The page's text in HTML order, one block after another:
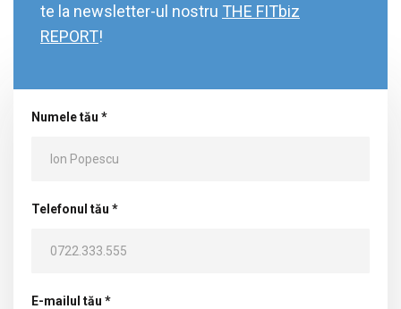
te la newsletter-ul nostru THE FITbiz
REPORT!
Numele tău *
Telefonul tău *
E-mailul tău *